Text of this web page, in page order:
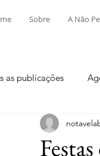
Sobre A Não
as publicações
Aldeia do Mato e Souto